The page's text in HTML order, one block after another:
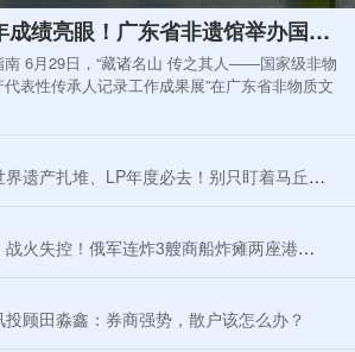
股票配资指南 十年成绩亮眼！广东省非遗馆举办国家级非遗代表性传承人记录工作成果展
南 6月29日，“藏诸名山 传之其人——国家级非物
代表性传承人记录工作成果展”在广东省非物质文
、LP年度必去！别只盯着马丘比丘，秘鲁小众印加遗迹更惊艳
俄军连炸3艘商船炸瘫两座港口，黑海航运命脉被拦腰斩断
顾田淼鑫：券商强势，散户该怎么办？